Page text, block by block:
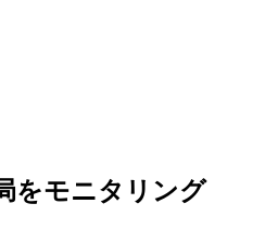
をモニタリング